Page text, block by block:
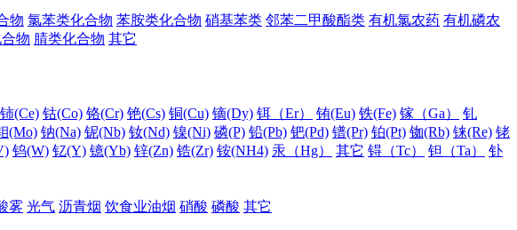
物 氯苯类化合物 苯胺类化合物 硝基苯类 邻苯二甲酸酯类 有机氯农药 有机磷农
物 腈类化合物 其它
铈(Ce) 钴(Co) 铬(Cr) 铯(Cs) 铜(Cu) 镝(Dy) 铒（Er） 铕(Eu) 铁(Fe) 镓（Ga）
钆
(Mo) 钠(Na) 铌(Nb) 钕(Nd) 镍(Ni) 磷(P) 铅(Pb) 钯(Pd) 镨(Pr) 铂(Pt) 铷(Rb) 铼(Re) 铑
钨(W) 钇(Y) 镱(Yb) 锌(Zn) 锆(Zr) 铵(NH4) 汞（Hg） 其它 锝（Tc） 钽（Ta）
钋
雾 光气 沥青烟 饮食业油烟 硝酸 磷酸 其它